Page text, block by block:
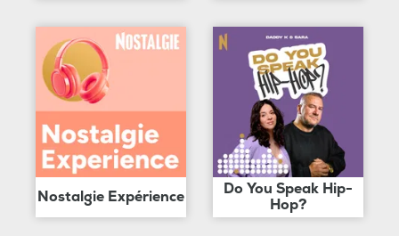
Nostalgie Expérience
Do You Speak Hip-
Hop?